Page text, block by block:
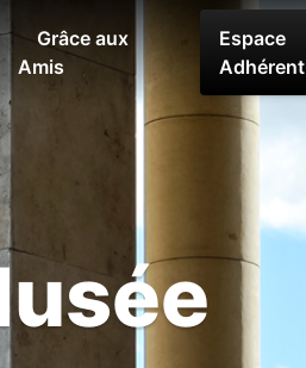
Grâce aux
Amis
Espace
Adhérent